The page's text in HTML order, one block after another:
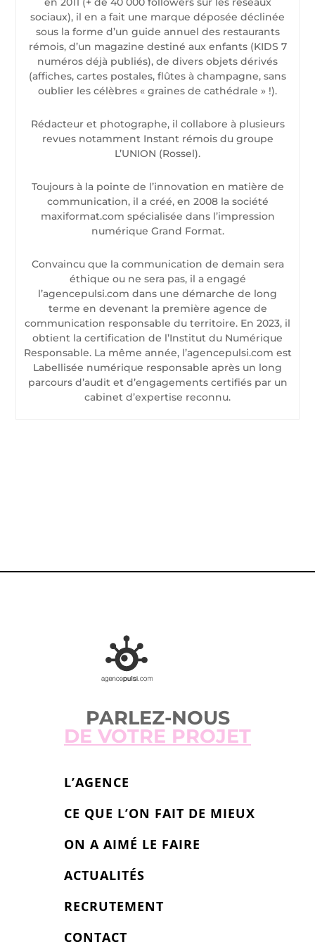
sociaux), il en a fait une marque déposée déclinée
sous la forme d’un guide annuel des restaurants
rémois, d’un magazine destiné aux enfants (KIDS 7
numéros déjà publiés), de divers objets dérivés
(affiches, cartes postales, flûtes à champagne, sans
oublier les célèbres « graines de cathédrale » !).
Rédacteur et photographe, il collabore à plusieurs
revues notamment Instant rémois du groupe
L’UNION (Rossel).
Toujours à la pointe de l’innovation en matière de
communication, il a créé, en 2008 la société
maxiformat.com spécialisée dans l’impression
numérique Grand Format.
Convaincu que la communication de demain sera
éthique ou ne sera pas, il a engagé
l’agencepulsi.com dans une démarche de long
terme en devenant la première agence de
communication responsable du territoire. En 2023, il
obtient la certification de l’Institut du Numérique
Responsable. La même année, l’agencepulsi.com est
Labellisée numérique responsable après un long
parcours d’audit et d’engagements certifiés par un
cabinet d’expertise reconnu.
PARLEZ-NOUS
DE VOTRE PROJET
L’AGENCE
CE QUE L’ON FAIT DE MIEUX
ON A AIMÉ LE FAIRE
ACTUALITÉS
RECRUTEMENT
CONTACT